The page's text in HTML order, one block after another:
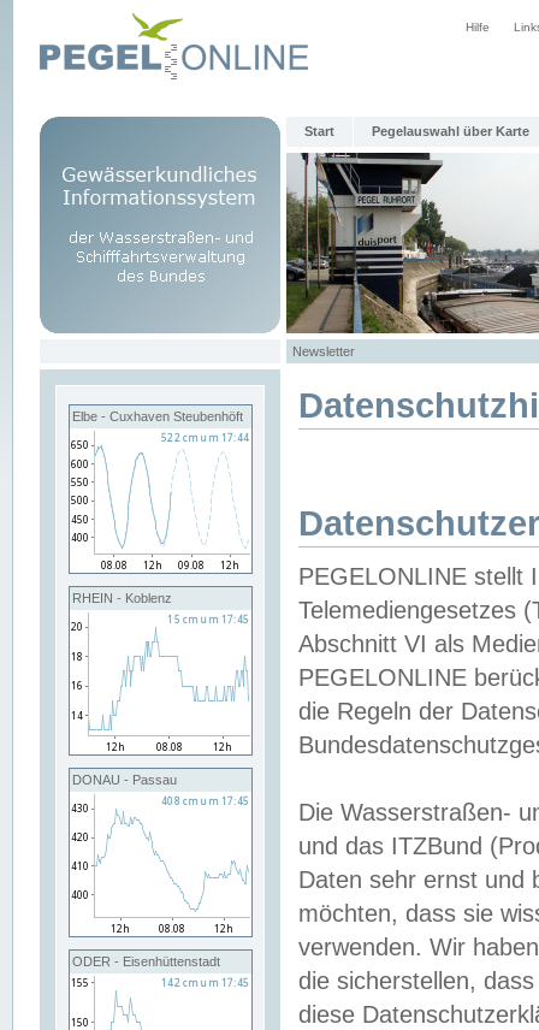
Hilfe
Start Pegelauswahl über Karte
Newsletter
Elbe - Cuxhaven Steubenhöft
RHEIN - Koblenz
DONAU - Passau
ODER - Eisenhüttenstadt
PEGELONLINE stellt
Telemediengesetzes
Abschnitt VI als
PEGELONLINE
die Regeln der
Die Wasserstraßen-
und das ITZBund
Daten sehr ernst und
möchten, dass sie
verwenden. Wir
die sicherstellen,
diese